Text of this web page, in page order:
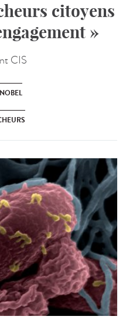
citoyens
»
CIS